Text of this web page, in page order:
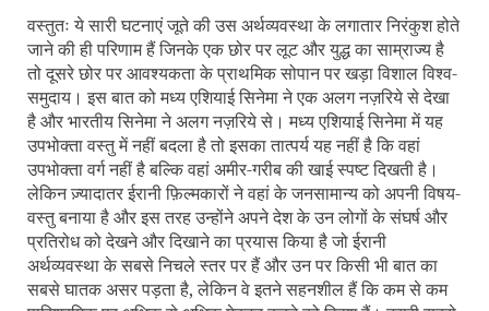
वस्तुतः ये सारी घटनाएं जूते की उस अर्थव्यवस्था के लगातार निरंकुश होते
जाने की ही परिणाम हैं जिनके एक छोर पर लूट और युद्ध का साम्राज्य है
तो दूसरे छोर पर आवश्यकता के प्राथमिक सोपान पर खड़ा विशाल विश्व-
समुदाय। इस बात को मध्य एशियाई सिनेमा ने एक अलग नज़रिये से देखा
है और भारतीय सिनेमा ने अलग नज़रिये से। मध्य एशियाई सिनेमा में यह
उपभोक्ता वस्तु में नहीं बदला है तो इसका तात्पर्य यह नहीं है कि वहां
उपभोक्ता वर्ग नहीं है बल्कि वहां अमीर-गरीब की खाई स्पष्ट दिखती है।
लेकिन ज़्यादातर ईरानी फ़िल्मकारों ने वहां के जनसामान्य को अपनी विषय-
वस्तु बनाया है और इस तरह उन्होंने अपने देश के उन लोगों के संघर्ष और
प्रतिरोध को देखने और दिखाने का प्रयास किया है जो ईरानी
अर्थव्यवस्था के सबसे निचले स्तर पर हैं और उन पर किसी भी बात का
सबसे घातक असर पड़ता है,लेकिन वे इतने सहनशील हैं कि कम से कम